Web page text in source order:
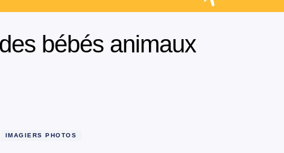
bébés animaux
IMAGIERS PHOTOS